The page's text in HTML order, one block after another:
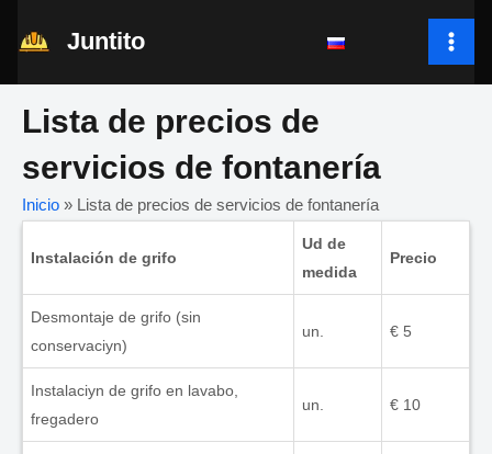
Juntito
Lista de precios de
servicios de fontanería
Inicio » Lista de precios de servicios de fontanería
Instalación de grifo
Ud de
medida
Precio
Desmontaje de grifo (sin
conservaciуn)
un. € 5
Instalaciуn de grifo en lavabo,
fregadero
un. € 10